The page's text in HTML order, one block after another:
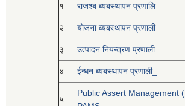
१ राजश्ब ब्यबस्थापन प्रणालि
२ योजना ब्यबस्थापन प्रणाली
३ उत्पादन नियन्त्रण प्रणाली
४ ईन्धन ब्यबस्थापन प्रणाली_
५
Public Assert Management (